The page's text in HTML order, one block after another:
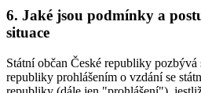
6. Jaké jsou podmínky a
situace
Státní občan České republiky pozbývá
republiky prohlášením o vzdání se